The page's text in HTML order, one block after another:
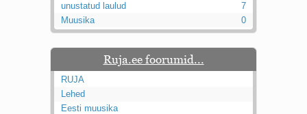
unustatud laulud
7
Muusika
0
Ruja.ee foorumid...
RUJA
Lehed
Eesti muusika